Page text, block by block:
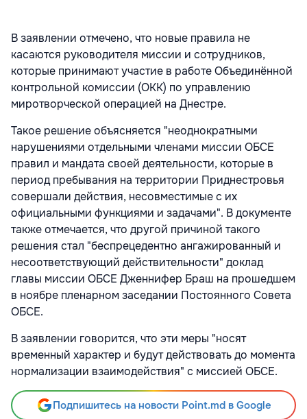
В заявлении отмечено, что новые правила не
касаются руководителя миссии и сотрудников,
которые принимают участие в работе Объединённой
контрольной комиссии (ОКК) по управлению
миротворческой операцией на Днестре.
Такое решение объясняется "неоднократными
нарушениями отдельными членами миссии ОБСЕ
правил и мандата своей деятельности, которые в
период пребывания на территории Приднестровья
совершали действия, несовместимые с их
официальными функциями и задачами". В документе
также отмечается, что другой причиной такого
решения стал "беспрецедентно ангажированный и
несоответствующий действительности" доклад
главы миссии ОБСЕ Дженнифер Браш на прошедшем
в ноябре пленарном заседании Постоянного Совета
ОБСЕ.
В заявлении говорится, что эти меры "носят
временный характер и будут действовать до момента
нормализации взаимодействия" с миссией ОБСЕ.
Подпишитесь на новости Point.md в Google